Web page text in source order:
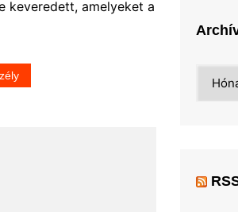
keveredett, amelyeket a